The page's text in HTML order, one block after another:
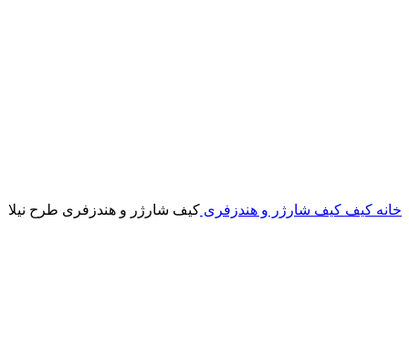
خانه کیف کیف شارژر و هندزفری کیف شارژر و هندزفری طرح نیلا